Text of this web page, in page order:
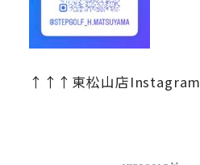
↑↑↑東松山店Instagram